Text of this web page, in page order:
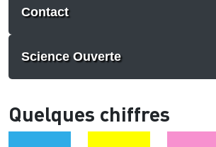
Contact
Science Ouverte
Quelques chiffres